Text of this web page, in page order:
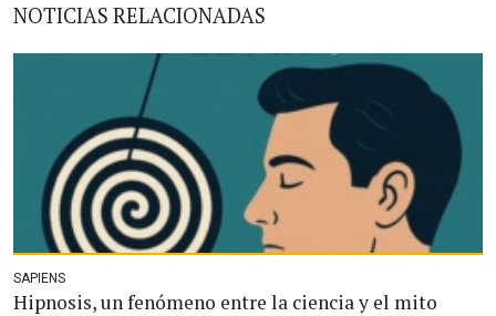
NOTICIAS RELACIONADAS
SAPIENS
Hipnosis, un fenómeno entre la ciencia y el mito